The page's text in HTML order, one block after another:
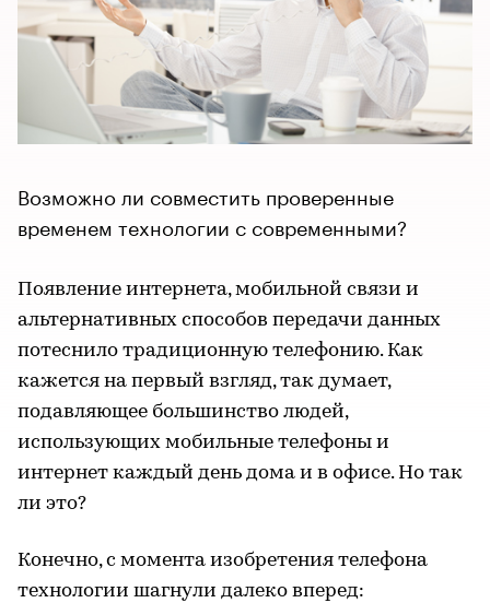
Возможно ли совместить проверенные
временем технологии с современными?
Появление интернета, мобильной связи и
альтернативных способов передачи данных
потеснило традиционную телефонию. Как
кажется на первый взгляд, так думает,
подавляющее большинство людей,
использующих мобильные телефоны и
интернет каждый день дома и в офисе. Но так
ли это?
Конечно, с момента изобретения телефона
технологии шагнули далеко вперед: